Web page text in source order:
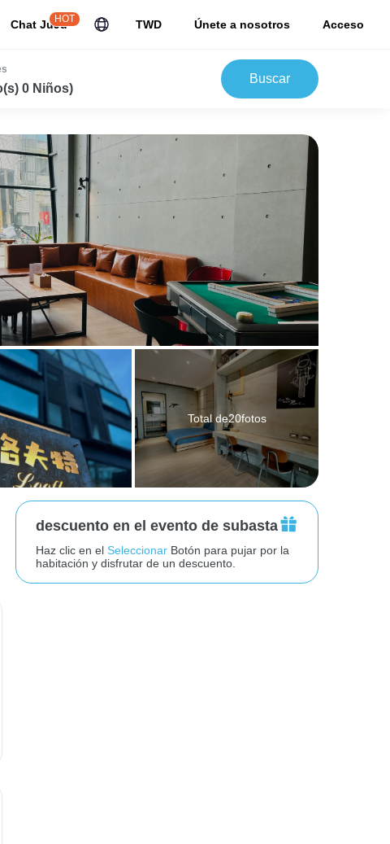
Chat JuJu
HOT TWD Únete a nosotros Acceso
0 Niños)
Buscar
Total de20fotos
descuento en el evento de subasta
Haz clic en elSeleccionar Botón para pujar por la
habitación y disfrutar de un descuento.